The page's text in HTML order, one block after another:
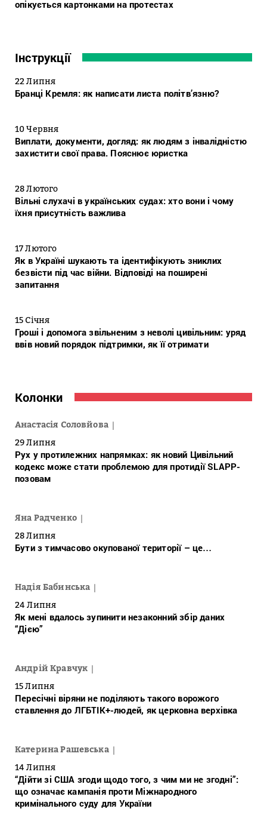
опікується картонками на протестах
Інструкції
22 Липня
Бранці Кремля: як написати листа політв’язню?
10 Червня
Виплати, документи, догляд: як людям з інвалідністю
захистити свої права. Пояснює юристка
28 Лютого
Вільні слухачі в українських судах: хто вони і чому
їхня присутність важлива
17 Лютого
Як в Україні шукають та ідентифікують зниклих
безвісти під час війни. Відповіді на поширені
запитання
15 Січня
Гроші і допомога звільненим з неволі цивільним: уряд
ввів новий порядок підтримки, як її отримати
Колонки
Анастасія Соловйова
29 Липня
Рух у протилежних напрямках: як новий Цивільний
кодекс може стати проблемою для протидії SLAPP-
позовам
Яна Радченко
28 Липня
Бути з тимчасово окупованої території – це…
Надія Бабинська
24 Липня
Як мені вдалось зупинити незаконний збір даних
“Дією”
Андрій Кравчук
15 Липня
Пересічні віряни не поділяють такого ворожого
ставлення до ЛГБТІК+-людей, як церковна верхівка
Катерина Рашевська
14 Липня
“Дійти зі США згоди щодо того, з чим ми не згодні”:
що означає кампанія проти Міжнародного
кримінального суду для України